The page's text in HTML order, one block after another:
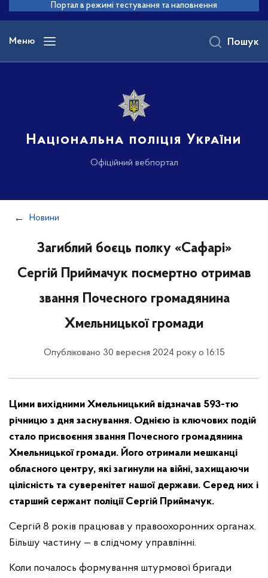
основного
вмісту
Портал в режимі тестування та наповнення
Меню
Національна поліція України
Офіційний вебпортал
Пошук
Новини
Загиблий боєць полку «Сафарі»
Сергій Приймачук посмертно отримав
звання Почесного громадянина
Хмельницької громади
Опубліковано 30 вересня 2024 року о 16:15
Цими вихідними Хмельницький відзначав 593-тю
річницю з дня заснування. Однією із ключових подій
стало присвоєння звання Почесного громадянина
Хмельницької громади. Його отримали мешканці
обласного центру, які загинули на війні, захищаючи
цілісність та суверенітет нашої держави. Серед них і
старший сержант поліції Сергій Приймачук.
Сергій 8 років працював у правоохоронних органах.
Більшу частину — в слідчому управлінні.
Коли почалось формування штурмової бригади